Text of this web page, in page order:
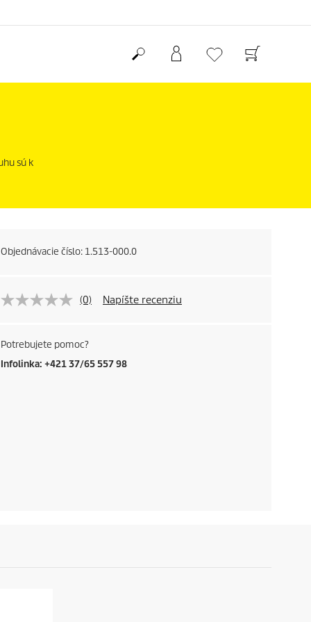
sú k
Objednávacie číslo: 1.513-000.0
(0) Napíšte recenziu
Potrebujete pomoc?
Infolinka: +421 37/65 557 98